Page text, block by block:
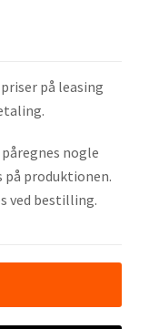
på leasing
nogle
produktionen.
ved bestilling.